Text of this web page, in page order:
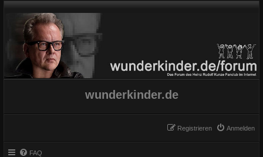
wunderkinder.de
Anmelden
Registrieren
FAQ